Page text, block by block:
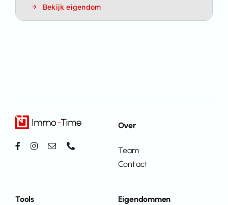
Bekijk eigendom
Eigendommen
Over
Team
Contact
Tools